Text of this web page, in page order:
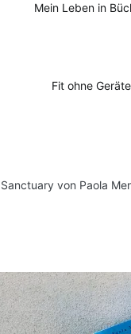
Mein Leben in
Fit ohne
Sanctuary von Paola